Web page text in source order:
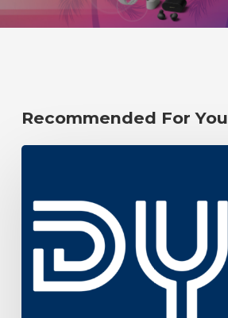
Recommended For You